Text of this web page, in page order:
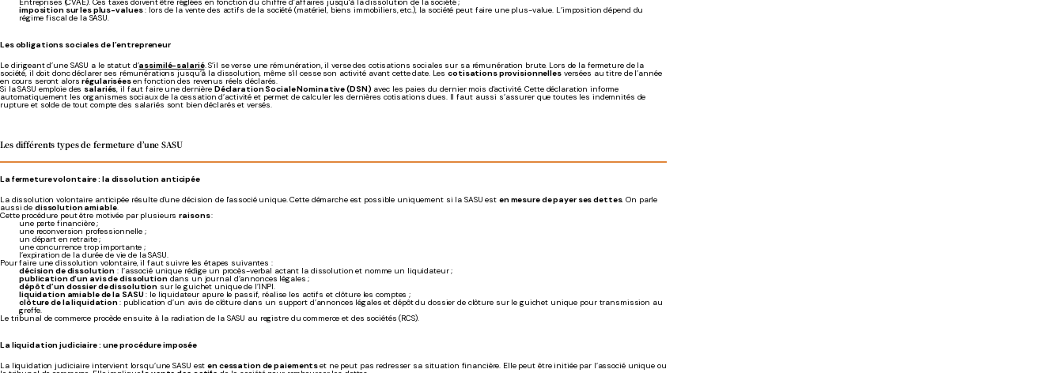
imposition sur les plus-values: lors de la vente des actifs de la société (matériel, biens immobiliers, etc.), la société peut faire une plus-value. L’imposition dépend du
régime fiscal de la SASU.
Les obligations sociales de l’entrepreneur
Le dirigeant d’une SASU a le statut d’assimilé-salarié. S’il se verse une rémunération, il verse des cotisations sociales sur sa rémunération brute. Lors de la fermeture de la
société, il doit donc déclarer ses rémunérations jusqu’à la dissolution, même s'il cesse son activité avant cette date. Lescotisations provisionnellesversées au titre de l’année
en cours seront alorsrégulariséesen fonction des revenus réels déclarés.
Si la SASU emploie des salariés, il faut faire une dernière Déclaration Sociale Nominative (DSN) avec les paies du dernier mois d'activité. Cette déclaration informe
automatiquement les organismes sociaux de la cessation d’activité et permet de calculer les dernières cotisations dues. Il faut aussi s’assurer que toutes les indemnités de
rupture et solde de tout compte des salariés sont bien déclarés et versés.
Les différents types de fermeture d’une SASU
La fermeture volontaire : la dissolution anticipée
La dissolution volontaire anticipée résulte d'une décision de l'associé unique. Cette démarche est possible uniquement si la SASU est en mesure de payer ses dettes. On parle
aussi de dissolution amiable.
Cette procédure peut être motivée par plusieursraisons:
une perte financière ;
une reconversion professionnelle ;
un départ en retraite ;
une concurrence trop importante ;
l’expiration de la durée de vie de la SASU.
Pour faire une dissolution volontaire, il faut suivre les étapes suivantes :
décision de dissolution : l’associé unique rédige un procès-verbal actant la dissolution et nomme un liquidateur ;
publication d’un avis de dissolutiondans un journal d’annonces légales ;
dépôt d’un dossier de dissolution sur le guichet unique de l’INPI.
liquidation amiable de la SASU: le liquidateur apure le passif, réalise les actifs et clôture les comptes ;
clôture de la liquidation: publication d’un avis de clôture dans un support d’annonces légales et dépôt du dossier de clôture sur le guichet unique pour transmission au
greffe.
Le tribunal de commerce procède ensuite à la radiation de la SASU au registre du commerce et des sociétés (RCS).
La liquidation judiciaire : une procédure imposée
La liquidation judiciaire intervient lorsqu’une SASU esten cessation de paiementset ne peut pas redresser sa situation financière. Elle peut être initiée par l’associé unique ou